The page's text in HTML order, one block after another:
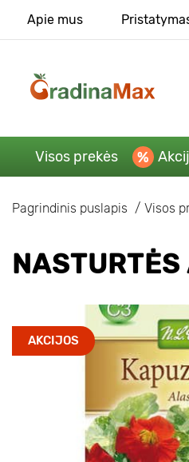
Apie mus
Visos prekės
Pagrindinis puslapis Visos
AKCIJOS